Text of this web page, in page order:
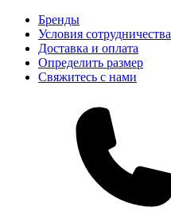
Бренды
Условия сотрудничества
Доставка и оплата
Определить размер
Свяжитесь с нами